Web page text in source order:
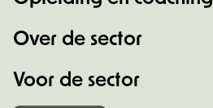
Over de sector
Voor de sector